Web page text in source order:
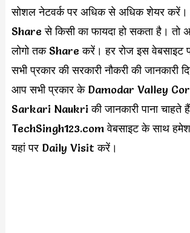
सोशल नेटवर्क पर अधिक से अधिक शेयर
Share से किसी का फायदा हो सकता है।
लोगो तक Share करें। हर रोज इस वेबसाइट
सभी प्रकार की सरकारी नौकरी की जानकारी
आप सभी प्रकार के Damodar Valley
Sarkari Naukri की जानकारी पाना चाहते
TechSingh123.com वेबसाइट के साथ
यहां पर Daily Visit करें।